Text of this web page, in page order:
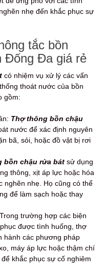
nhẹ đến khắc phục sự
tắc bồn
Đống Đa giá rẻ
có nhiệm vụ xử lý các vấn
thoát nước của bồn
gồm:
Thợ thông bồn chậu
nước để xác định nguyên
bã, sỏi, hoặc đồ vật bị rơi
bồn chậu rửa bát sử dụng
thông, xịt áp lực hoặc hóa
nghẽn nhẹ. Họ cũng có thể
để làm sạch hoặc thay
trường hợp các biện
được tình huống, thợ
hành các phương pháp
máy áp lực hoặc thậm chí
khắc phục sự cố nghiêm